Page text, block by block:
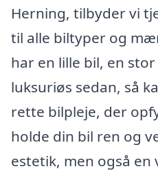
Herning, tilbyder vi
til alle biltyper og
har en lille bil, en stor
luksuriøs sedan, så
rette bilpleje, der
holde din bil ren og
estetik, men også en